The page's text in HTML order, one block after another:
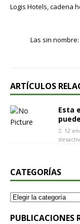
Logis Hotels, cadena
Las sin
ARTÍCULOS
Esta
12
CATEGORÍAS
PUBLICACIONES